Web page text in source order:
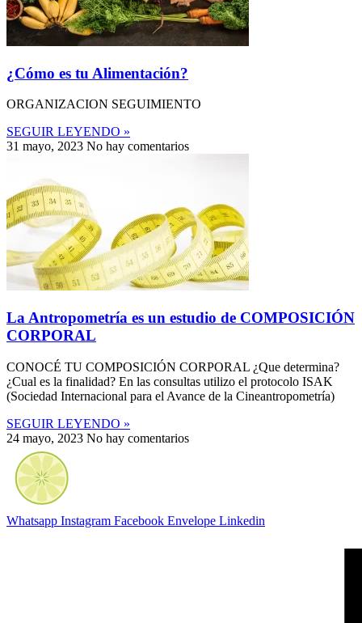
¿Cómo es tu Alimentación?
ORGANIZACION SEGUIMIENTO
SEGUIR LEYENDO »
31 mayo, 2023 No hay comentarios
La Antropometría es un estudio de COMPOSICIÓN
CORPORAL
CONOCÉ TU COMPOSICIÓN CORPORAL ¿Que determina?
¿Cual es la finalidad? En las consultas utilizo el protocolo ISAK
(Sociedad Internacional para el Avance de la Cineantropometría)
SEGUIR LEYENDO »
24 mayo, 2023 No hay comentarios
Whatsapp Instagram Facebook Envelope Linkedin